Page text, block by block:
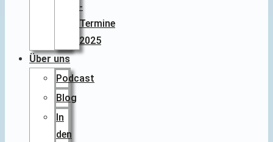
-
Termine
2025
Über uns
Podcast
Blog
In
den